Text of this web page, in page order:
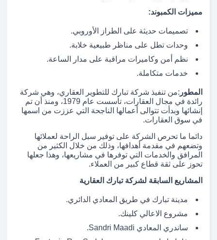
مميزات الكمبوند:
تصميمات حديثة على الطراز الأوروبي.
وحدات تطل على مناظر طبيعية خلابة.
نظم أمن وكاميرات مراقبة على مدار الساعة.
خدمات متكاملة.
المطور :من تنفيذ شركة تبارك للتطوير العقاري، وهي شركة
رائدة في مجال العقارات، تأسست عام 1979، ومنذ أن تم
إنشائها وبدأت تتوالى أعمالها الناجحة التي عززت من اسمها
في سوق العقارات.
دائما ما تحرص الشركة على توفير سبل الراحة لعملائها
وتضعهم في مقدمة أهدافها، وذلك من خلال الكثير من
المرافق والخدمات التي توفرها في مشاريعها، وهذا جعلها
تحوز على ثقة قطاع كبير من العملاء.
المشاريع السابقة لشركة تبارك العقارية
مدينة تبارك في طريق المعادي الدائري.
مشروع الاعالي كلينك.
ساندري المعادي Sandri Maadi.